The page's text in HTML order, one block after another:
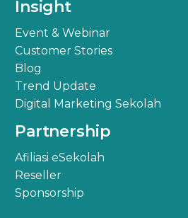
Insight
Event & Webinar
Customer Stories
Blog
Trend Update
Digital Marketing Sekolah
Partnership
Afiliasi eSekolah
Reseller
Sponsorship